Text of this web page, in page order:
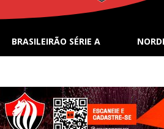
BRASILEIRÃO SÉRIE A